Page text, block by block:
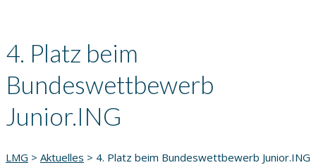
4. Platz beim
Bundeswettbewerb
Junior.ING
LMG > Aktuelles > 4. Platz beim Bundeswettbewerb Junior.ING